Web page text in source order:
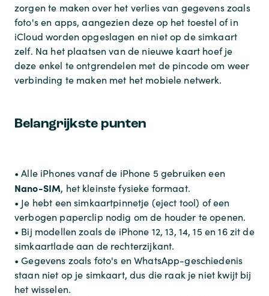
zorgen te maken over het verlies van gegevens zoals
foto's en apps, aangezien deze op het toestel of in
iCloud worden opgeslagen en niet op de simkaart
zelf. Na het plaatsen van de nieuwe kaart hoef je
deze enkel te ontgrendelen met de pincode om weer
verbinding te maken met het mobiele netwerk.
Belangrijkste punten
• Alle iPhones vanaf de iPhone 5 gebruiken een
Nano-SIM, het kleinste fysieke formaat.
• Je hebt een simkaartpinnetje (eject tool) of een
verbogen paperclip nodig om de houder te openen.
• Bij modellen zoals de iPhone 12, 13, 14, 15 en 16 zit de
simkaartlade aan de rechterzijkant.
• Gegevens zoals foto's en WhatsApp-geschiedenis
staan niet op je simkaart, dus die raak je niet kwijt bij
het wisselen.